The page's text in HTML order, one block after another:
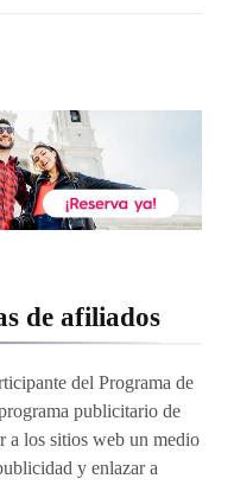
de afiliados
del Programa de
publicitario de
a los sitios web un medio
y enlazar a